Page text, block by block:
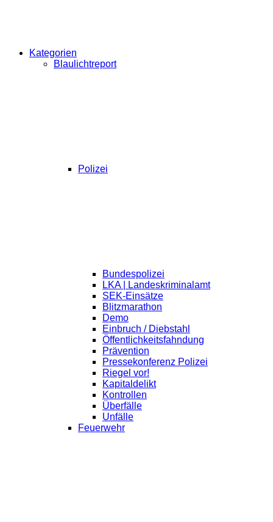
Kategorien
Blaulichtreport
Polizei
Bundespolizei
LKA | Landeskriminalamt
SEK-Einsätze
Blitzmarathon
Demo
Einbruch / Diebstahl
Öffentlichkeitsfahndung
Prävention
Pressekonferenz Polizei
Riegel vor!
Kapitaldelikt
Kontrollen
Überfälle
Unfälle
Feuerwehr